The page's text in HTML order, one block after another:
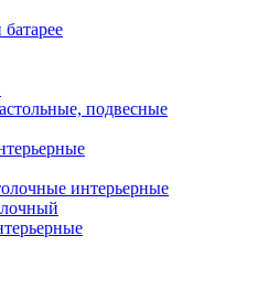
подвесные
интерьерные